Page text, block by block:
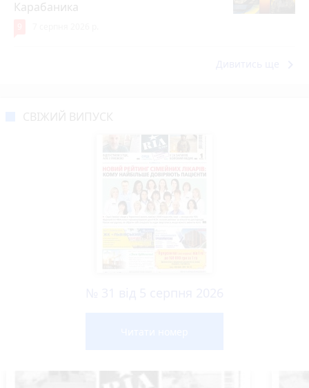
Карабаника